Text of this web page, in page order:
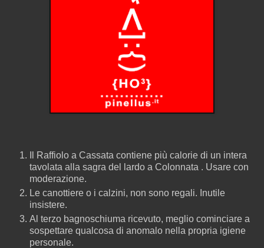
Il Raffiolo a Cassata contiene più calorie di un intera
tavolata alla sagra del lardo a Colonnata . Usare con
moderazione.
Le canottiere o i calzini, non sono regali. Inutile
insistere.
Al terzo bagnoschiuma ricevuto, meglio cominciare a
sospettare qualcosa di anomalo nella propria igiene
personale.